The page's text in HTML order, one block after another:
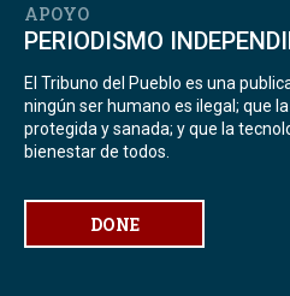
APOYO
PERIODISMO
El Tribuno del Pueblo es una
ningún ser humano es ilegal; que
protegida y sanada; y que la
bienestar de todos.
DONE